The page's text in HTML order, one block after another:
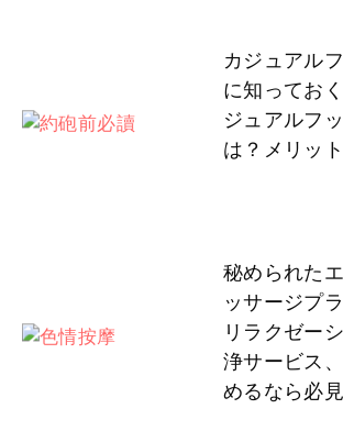
カジュアル
に知ってお
ジュアルフ
は？メリッ
秘められた
ッサージプ
リラクゼー
浄サービス
めるなら必見